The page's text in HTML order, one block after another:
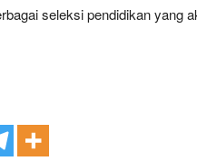
seleksi pendidikan yang